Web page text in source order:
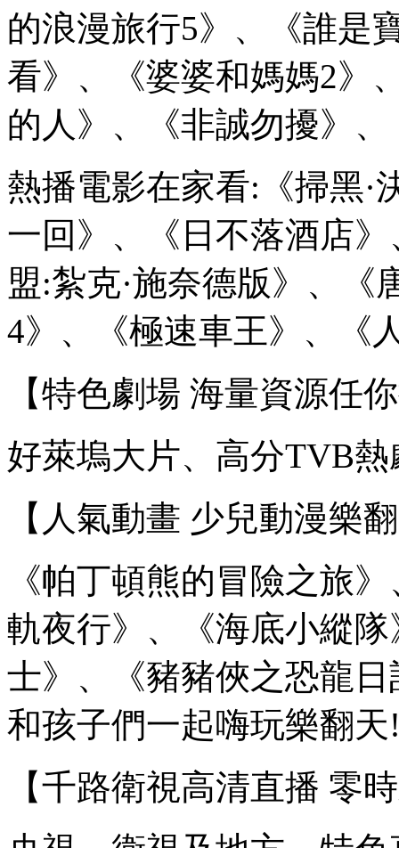
的浪漫旅行5》、《誰是
看》、《婆婆和媽媽2》
的人》、《非誠勿擾》
熱播電影在家看:《掃黑·
一回》、《日不落酒店
盟:紮克·施奈德版》、《
4》、《極速車王》、《
【特色劇場 海量資源任
好萊塢大片、高分TVB
【人氣動畫 少兒動漫樂
《帕丁頓熊的冒險之旅
軌夜行》、《海底小縱
士》、《豬豬俠之恐龍
和孩子們一起嗨玩樂翻天
【千路衛視高清直播 零